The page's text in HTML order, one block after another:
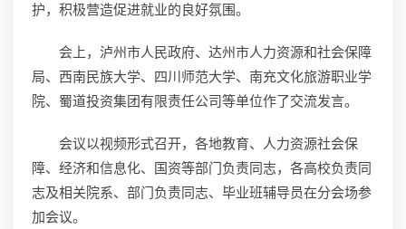
护，积极营造促进就业的良好氛围。
会上，泸州市人民政府、达州市人力资源和社会保障
局、西南民族大学、四川师范大学、南充文化旅游职业学
院、蜀道投资集团有限责任公司等单位作了交流发言。
会议以视频形式召开，各地教育、人力资源社会保
障、经济和信息化、国资等部门负责同志，各高校负责同
志及相关院系、部门负责同志、毕业班辅导员在分会场参
加会议。